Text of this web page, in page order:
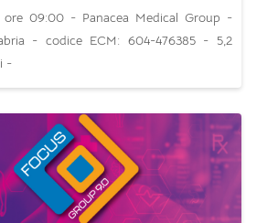
ore 09:00 - Panacea Medical Group -
- codice ECM: 604-476385 - 5,2
-